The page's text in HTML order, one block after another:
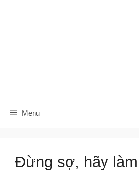
Menu
Đừng sợ, hãy